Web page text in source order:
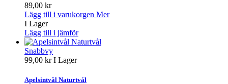
89,00 kr
Lägg till i varukorgen Mer
I Lager
Lägg till i jämför
Snabbvy
99,00 krI Lager
Apelsintvål Naturtvål